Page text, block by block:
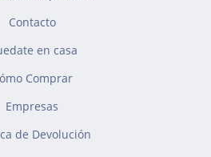
Contacto
en casa
Comprar
Empresas
de Devolución